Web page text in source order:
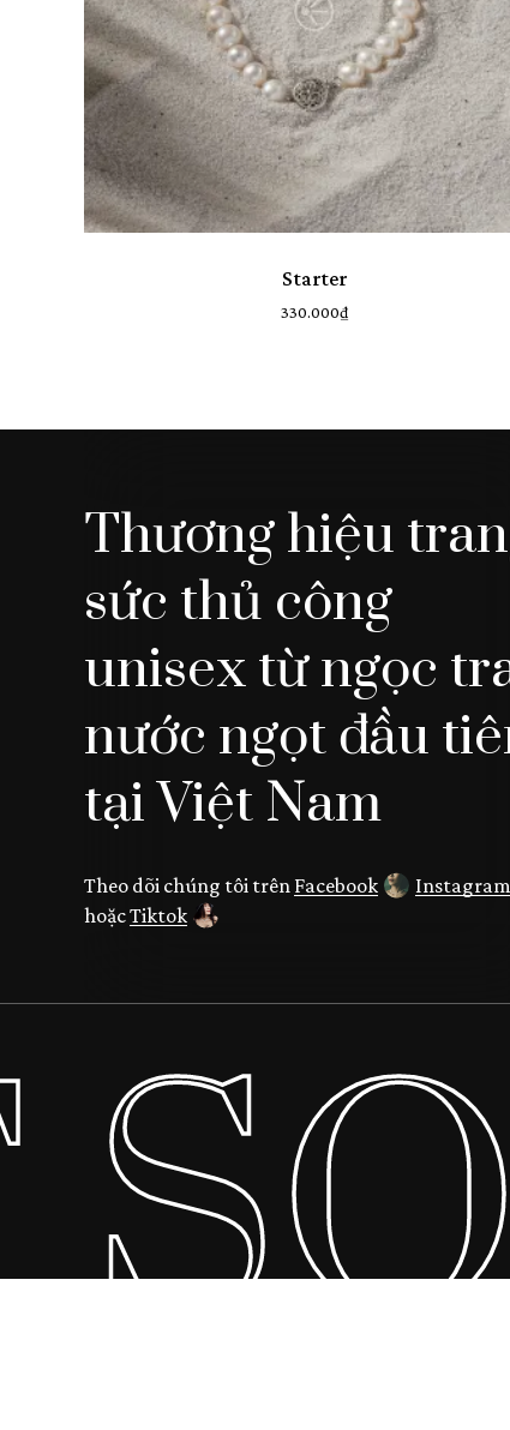
Everyday Wear
Khuyên tai 28
Miss-in-chief 14
Nhẫn 2
Vòng cổ 41
Vòng tay 11
Starter
330.000₫
Thương hiệu
sức thủ công
unisex từ ngọc
nước ngọt đầu
tại Việt Nam
Theo dõi chúng tôi trên Facebook
Instagram
hoặcTiktok